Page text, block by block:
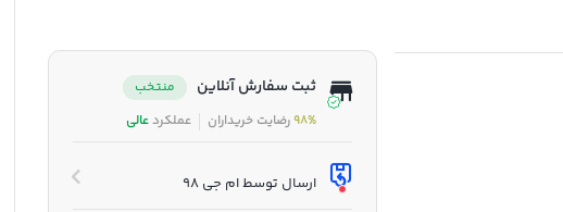
ثبت سفارش آنلاین
منتخب
98%رضایت خریداران عملکردعالی
ارسال توسط ام جی 98